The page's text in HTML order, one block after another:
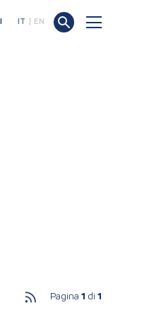
IT EN
Pagina 1 di 1